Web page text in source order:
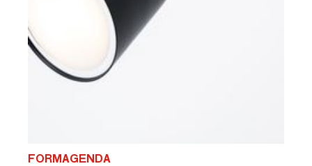
FORMAGENDA